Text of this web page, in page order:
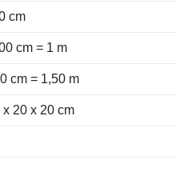
cm
cm = 1 m
cm = 1,50 m
x 20 x 20 cm